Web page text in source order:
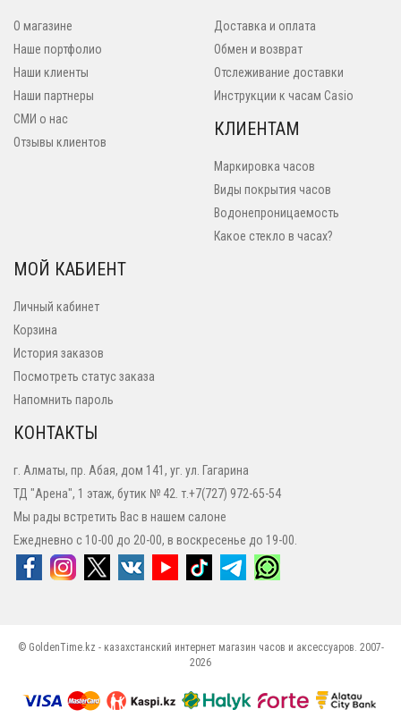
О магазине
Наше портфолио
Наши клиенты
Наши партнеры
СМИ о нас
Отзывы клиентов
Доставка и оплата
Обмен и возврат
Отслеживание доставки
Инструкции к часам Casio
КЛИЕНТАМ
Маркировка часов
Виды покрытия часов
Водонепроницаемость
Какое стекло в часах?
МОЙ КАБИЕНТ
Личный кабинет
Корзина
История заказов
Посмотреть статус заказа
Напомнить пароль
КОНТАКТЫ
г. Алматы, пр. Абая, дом 141, уг. ул. Гагарина
ТД "Арена", 1 этаж, бутик № 42. т.+7(727) 972-65-54
Мы рады встретить Вас в нашем салоне
Ежедневно с 10-00 до 20-00, в воскресенье до 19-00.
© GoldenTime.kz - казахстанский интернет магазин часов и аксессуаров. 2007-
2026